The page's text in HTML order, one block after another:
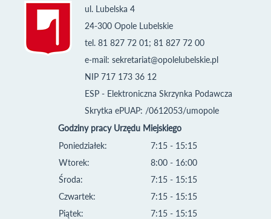
ul. Lubelska 4
24-300 Opole Lubelskie
tel. 81 827 72 01; 81 827 72 00
e-mail: sekretariat@opolelubelskie.pl
NIP 717 173 36 12
ESP - Elektroniczna Skrzynka Podawcza
Skrytka ePUAP: /0612053/umopole
Godziny pracy Urzędu Miejskiego
Poniedziałek:
Wtorek:
Środa:
Czwartek:
Piątek:
7:15 - 15:15
8:00 - 16:00
7:15 - 15:15
7:15 - 15:15
7:15 - 15:15